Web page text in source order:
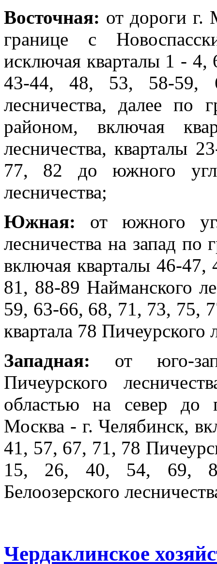
Восточная: от дороги г.
границе с
исключая кварталы 1 -
43-44, 48, 53, 58-59,
лесничества, далее по
районом, включая
лесничества, кварталы
77, 82 до южного
лесничества;
Южная: от южного
лесничества на запад
включая кварталы 46-
81, 88-89 Найманского
59, 63-66, 68, 71, 73, 75,
квартала 78 Пичеурского
Западная: от юго-
Пичеурского
областью на север до
Москва - г. Челябинск,
41, 57, 67, 71, 78
15, 26, 40, 54, 69,
Белоозерского
Чердаклинское